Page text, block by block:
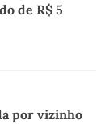
de R$ 5
por vizinho